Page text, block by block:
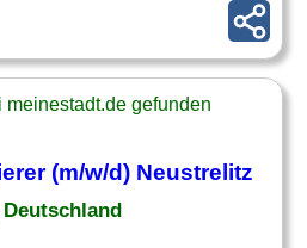
meinestadt.de gefunden
(m/w/d) Neustrelitz